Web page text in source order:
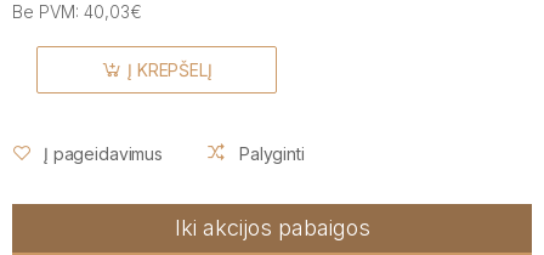
Be PVM: 40,03€
Į KREPŠELĮ
Į pageidavimus Palyginti
Iki akcijos pabaigos